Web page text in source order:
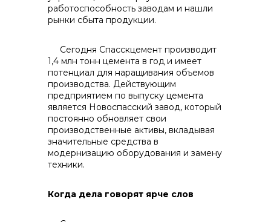
работоспособность заводам и нашли
рынки сбыта продукции.
Сегодня Спасскцемент производит
1,4 млн тонн цемента в год и имеет
потенциал для наращивания объемов
производства. Действующим
предприятием по выпуску цемента
является Новоспасский завод, который
постоянно обновляет свои
производственные активы, вкладывая
значительные средства в
модернизацию оборудования и замену
техники.
Когда дела говорят ярче слов